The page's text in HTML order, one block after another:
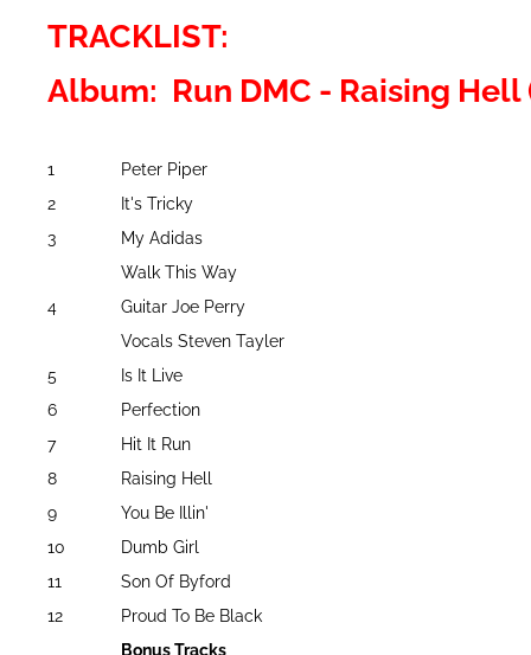
TRACKLIST:
Album: Run DMC - Raising Hell
1 Peter Piper
2
It's Tricky
3
My Adidas
4
Walk This Way
Guitar Joe Perry
Vocals Steven Tayler
5 Is It Live
6
Perfection
7
Hit It Run
8
Raising Hell
9
You Be Illin'
10
Dumb Girl
11
Son Of Byford
12
Proud To Be Black
Bonus Tracks